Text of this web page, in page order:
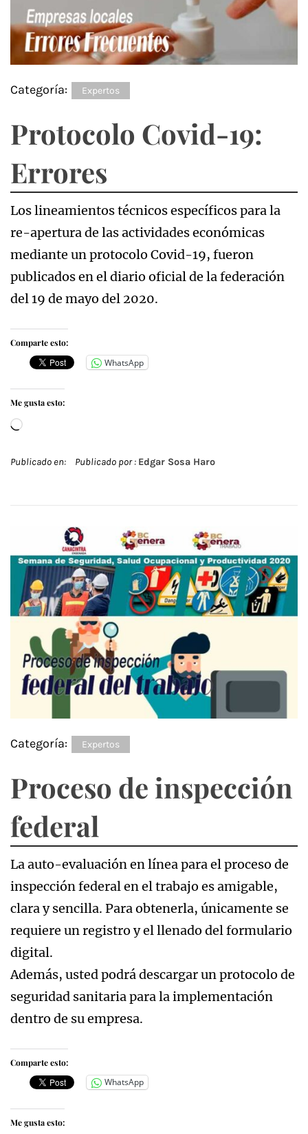
Categoría: Expertos
Protocolo Covid-19:
Errores
Los lineamientos técnicos específicos para la
re-apertura de las actividades económicas
mediante un protocolo Covid-19, fueron
publicados en el diario oficial de la federación
del 19 de mayo del 2020.
Comparte esto:
WhatsApp
Me gusta esto:
Cargando...
Publicado en: Publicado por : Edgar Sosa Haro
Categoría: Expertos
Proceso de inspección
federal
La auto-evaluación en línea para el proceso de
inspección federal en el trabajo es amigable,
clara y sencilla. Para obtenerla, únicamente se
requiere un registro y el llenado del formulario
digital.
Además, usted podrá descargar un protocolo de
seguridad sanitaria para la implementación
dentro de su empresa.
Comparte esto:
WhatsApp
Me gusta esto: